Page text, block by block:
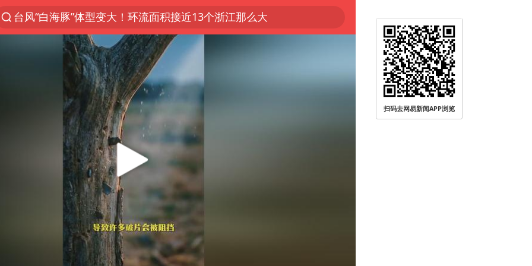
台风“白海豚”体型变大！环流面积接近13个浙江那么大
女子开一天一夜空调后二氧化碳中毒
汪峰阻止14岁女儿买大牌
我国货物贸易进出口超30万亿元
泰国校园枪击案死亡人数升至7人
泰国枪击案凶手先杀祖父母后行凶
王力宏演唱会黄牛带观众藏匿被查获
带薪错峰休假通知引争议 河南回应
四川宜宾市高县发生4.9级地震
陕西省委书记赶赴柞水县杏坪镇
女孩摆摊卖菌子时收到北大通知书
扫码去网易新闻APP浏览